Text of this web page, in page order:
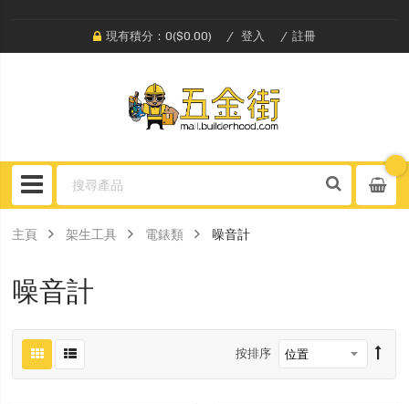
現有積分：0($0.00) 登入 註冊
主頁 架生工具 電錶類 噪音計
噪音計
按排序